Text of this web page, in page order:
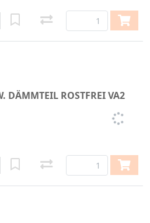
DÄMMTEIL ROSTFREI VA2